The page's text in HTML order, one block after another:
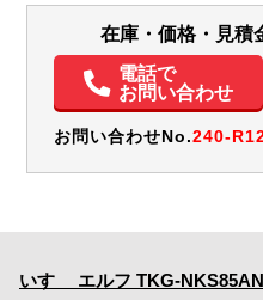
パワステ パワーウィンド
在庫・価格・見積
電話で
お問い合わせ
お問い合わせNo.240-
いすゞ エルフ TKG-